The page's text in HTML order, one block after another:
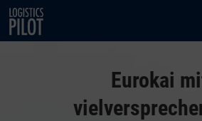
Dialog
window
Eurokai